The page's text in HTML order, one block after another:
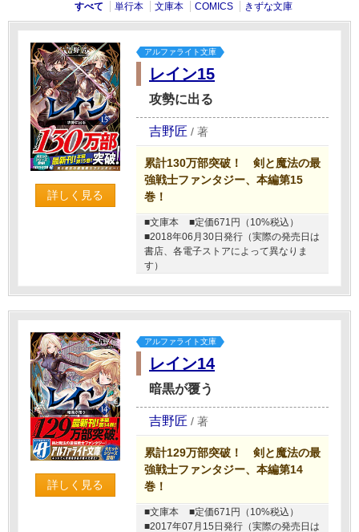
すべて 単行本 文庫本 COMICS きずな文庫
詳しく見る
アルファライト文庫
レイン15
攻勢に出る
吉野匠 / 著
累計130万部突破！ 剣と魔法の最
強戦士ファンタジー、本編第15
巻！
■文庫本
■定価671円（10%税込）
■2018年06月30日発行（実際の発売日は
書店、各電子ストアによって異なりま
す）
詳しく見る
アルファライト文庫
レイン14
暗黒が覆う
吉野匠 / 著
累計129万部突破！ 剣と魔法の最
強戦士ファンタジー、本編第14
巻！
■文庫本
■定価671円（10%税込）
■2017年07月15日発行（実際の発売日は